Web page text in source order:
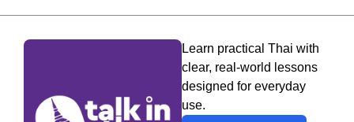
Learn practical Thai with
clear, real-world lessons
designed for everyday
use.